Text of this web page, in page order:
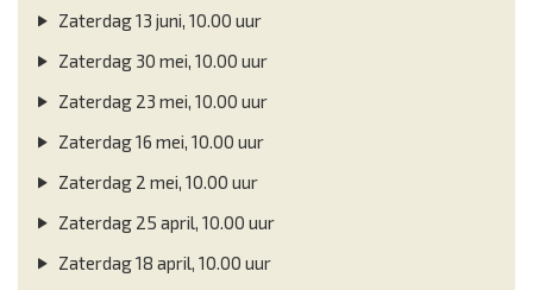
Zaterdag 13 juni, 10.00 uur
Zaterdag 30 mei, 10.00 uur
Zaterdag 23 mei, 10.00 uur
Zaterdag 16 mei, 10.00 uur
Zaterdag 2 mei, 10.00 uur
Zaterdag 25 april, 10.00 uur
Zaterdag 18 april, 10.00 uur